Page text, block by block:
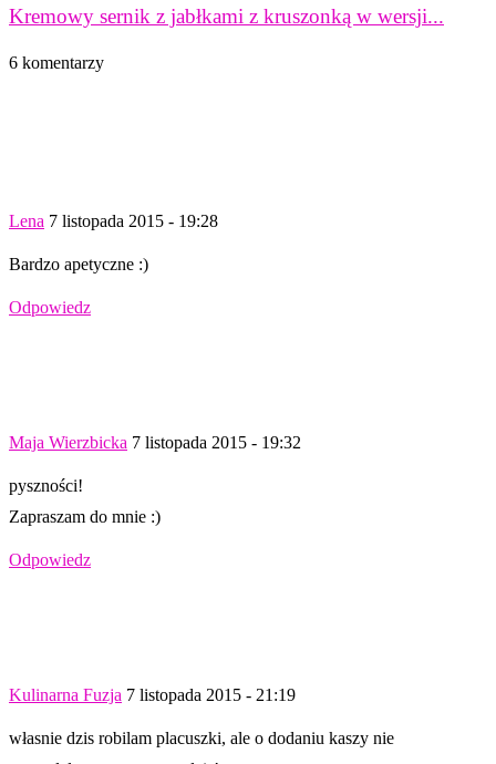
Kremowy sernik z jabłkami z kruszonką w wersji...
6 komentarzy
Lena 7 listopada 2015 - 19:28
Bardzo apetyczne :)
Odpowiedz
Maja Wierzbicka 7 listopada 2015 - 19:32
pyszności!
Zapraszam do mnie :)
Odpowiedz
Kulinarna Fuzja 7 listopada 2015 - 21:19
własnie dzis robilam placuszki, ale o dodaniu kaszy nie